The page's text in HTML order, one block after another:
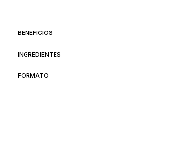
BENEFICIOS
INGREDIENTES
FORMATO